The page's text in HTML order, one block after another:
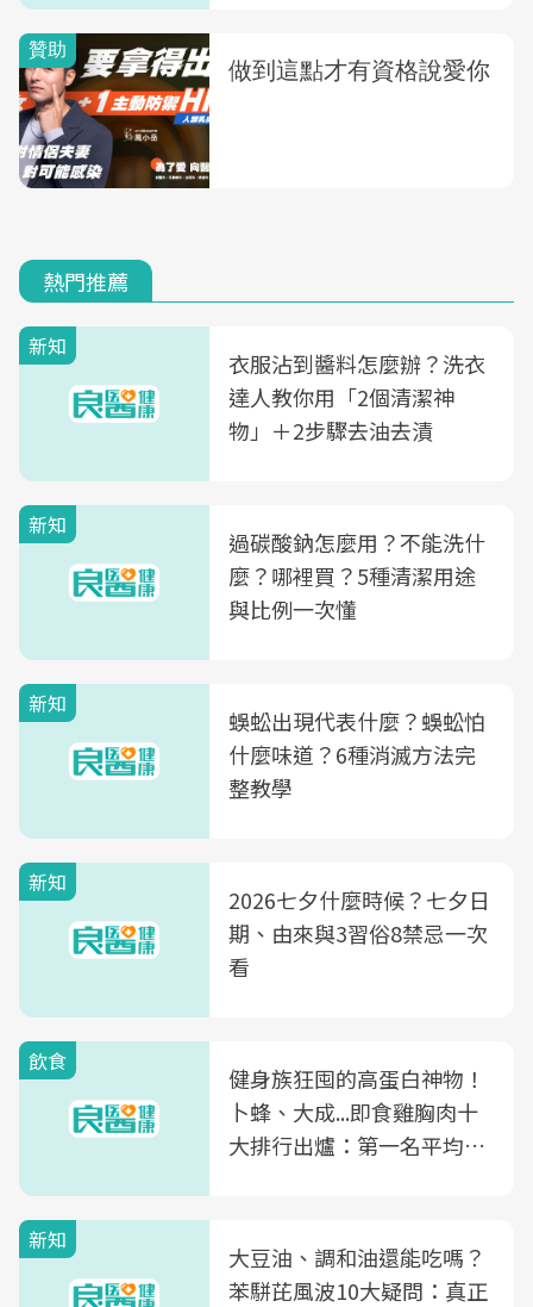
熱門推薦
新知
衣服沾到醬料怎麼辦？洗衣
達人教你用「2個清潔神
物」＋2步驟去油去漬
新知
過碳酸鈉怎麼用？不能洗什
麼？哪裡買？5種清潔用途
與比例一次懂
新知
蜈蚣出現代表什麼？蜈蚣怕
什麼味道？6種消滅方法完
整教學
新知
2026七夕什麼時候？七夕日
期、由來與3習俗8禁忌一次
看
飲食
健身族狂囤的高蛋白神物！
卜蜂、大成...即食雞胸肉十
大排行出爐：第一名平均一
新知
大豆油、調和油還能吃嗎？
苯駢芘風波10大疑問：真正